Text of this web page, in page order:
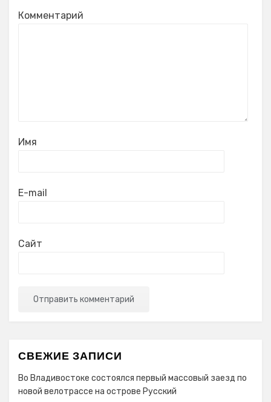
Комментарий
Имя
E-mail
Сайт
СВЕЖИЕ ЗАПИСИ
Во Владивостоке состоялся первый массовый заезд по
новой велотрассе на острове Русский